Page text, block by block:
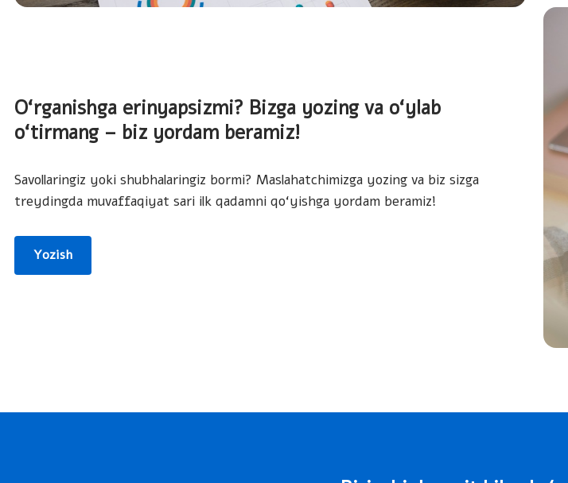
O‘rganishga erinyapsizmi? Bizga yozing va o‘ylab
o‘tirmang – biz yordam beramiz!
Savollaringiz yoki shubhalaringiz bormi? Maslahatchimizga yozing va biz sizga
treydingda muvaffaqiyat sari ilk qadamni qo‘yishga yordam beramiz!
Yozish